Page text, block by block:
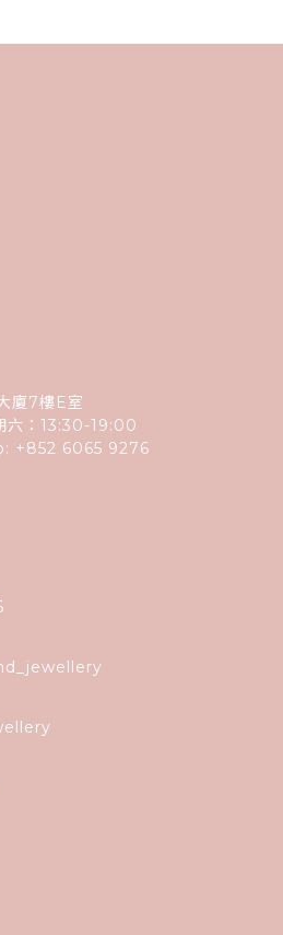
廈7樓E室
六：13:30-19:00
+852 6065 9276
jewellery